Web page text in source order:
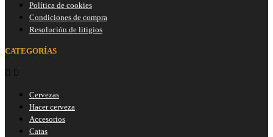
Política de cookies
Condiciones de compra
Resolución de litigios
CATEGORÍAS
 
Cervezas
Hacer cerveza
Accesorios
Catas